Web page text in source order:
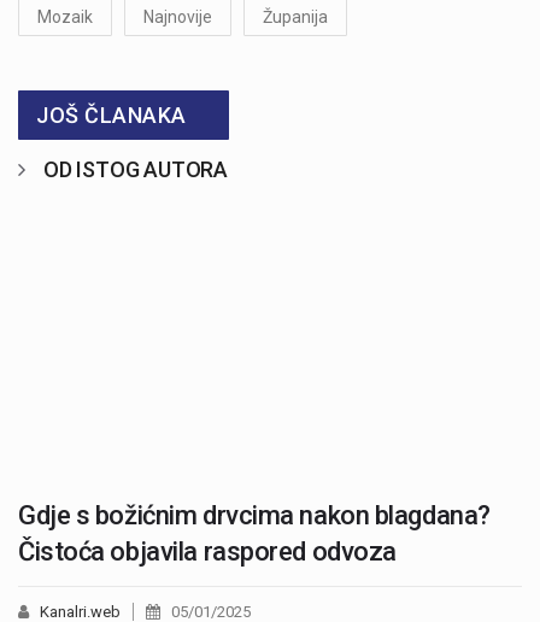
Mozaik Najnovije Županija
JOŠ ČLANAKA
OD ISTOG AUTORA
Gdje s božićnim drvcima nakon blagdana?
Čistoća objavila raspored odvoza
Kanalri.web 05/01/2025